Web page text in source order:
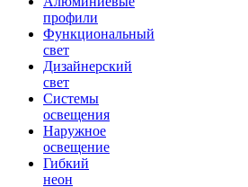
профили
Функциональный
свет
Дизайнерский
свет
Системы
освещения
Наружное
освещение
Гибкий
неон